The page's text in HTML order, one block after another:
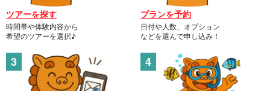
ツアーを探す
時間帯や体験内容から
希望のツアーを選択♪
プランを予約
日付や人数、オプション
などを選んで申し込み！